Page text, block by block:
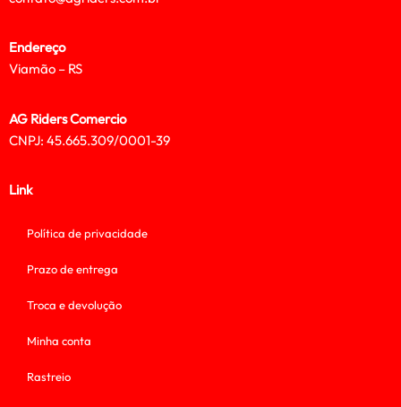
Endereço
Viamão – RS
AG Riders Comercio
CNPJ: 45.665.309/0001-39
Link
Política de privacidade
Prazo de entrega
Troca e devolução
Minha conta
Rastreio